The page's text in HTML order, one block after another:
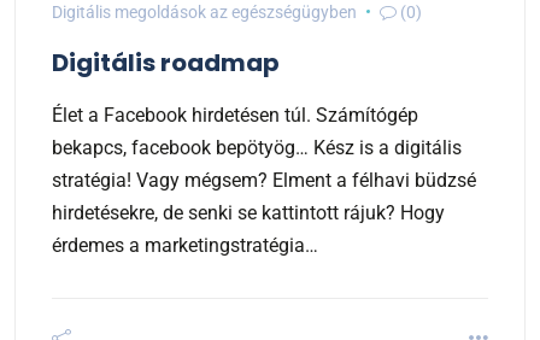
Digitális megoldások az egészségügyben
(0)
Digitális roadmap
Élet a Facebook hirdetésen túl. Számítógép
bekapcs, facebook bepötyög… Kész is a digitális
stratégia! Vagy mégsem? Elment a félhavi büdzsé
hirdetésekre, de senki se kattintott rájuk? Hogy
érdemes a marketingstratégia…